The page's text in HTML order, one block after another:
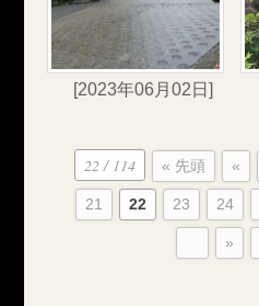
[2023年06月02日]
22 / 114 « 先頭 «
21 22 23 24
»